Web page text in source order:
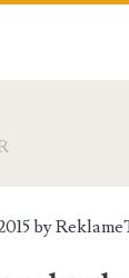
by